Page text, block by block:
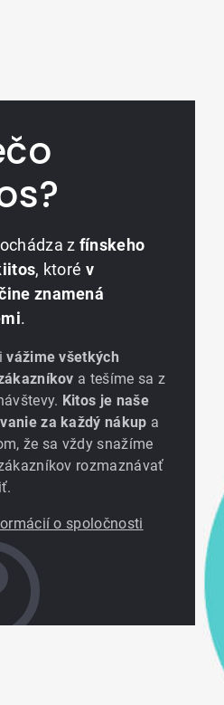
z fínskeho
, ktoré v
znamená
.
vážime všetkých
a tešíme sa z
Kitos je naše
za každý nákup a
že sa vždy snažíme
rozmaznávať
o spoločnosti